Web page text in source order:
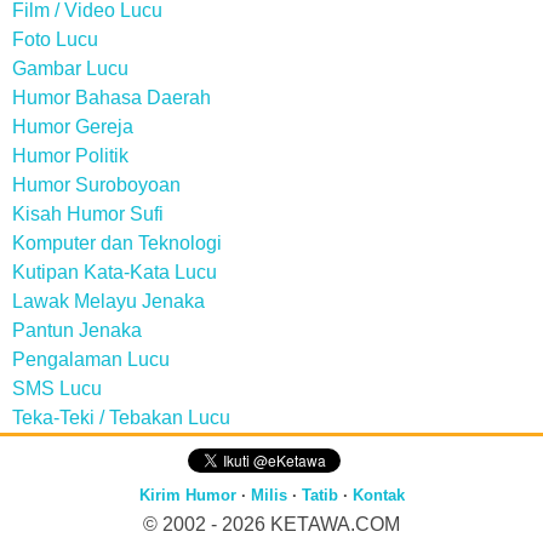
Film / Video Lucu
Foto Lucu
Gambar Lucu
Humor Bahasa Daerah
Humor Gereja
Humor Politik
Humor Suroboyoan
Kisah Humor Sufi
Komputer dan Teknologi
Kutipan Kata-Kata Lucu
Lawak Melayu Jenaka
Pantun Jenaka
Pengalaman Lucu
SMS Lucu
Teka-Teki / Tebakan Lucu
Kirim Humor· Milis· Tatib· Kontak
© 2002 - 2026 KETAWA.COM